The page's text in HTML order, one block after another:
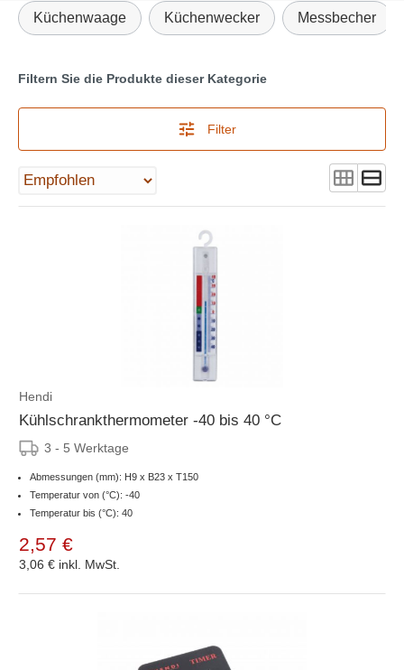
Küchenwaage Küchenwecker Messbecher
Filtern Sie die Produkte dieser Kategorie
Filter
Hendi
Kühlschrankthermometer -40 bis 40 °C
3 - 5 Werktage
Abmessungen (mm): H9 x B23 x T150
Temperatur von (°C): -40
Temperatur bis (°C): 40
2,57 €
3,06 € inkl. MwSt.